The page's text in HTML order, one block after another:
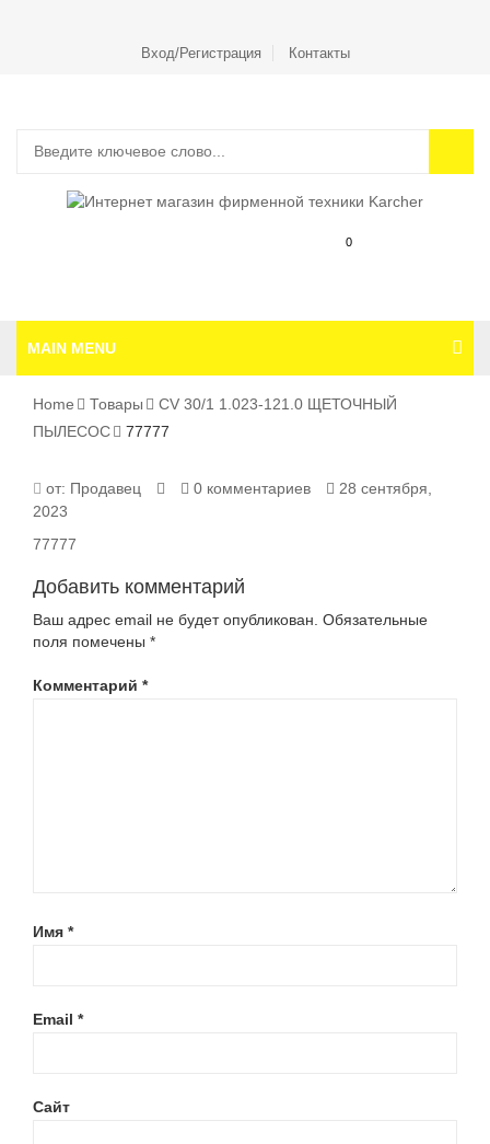
Вход/Регистрация Контакты
0
MAIN MENU
Home Товары
CV 30/1 1.023-121.0 ЩЕТОЧНЫЙ
ПЫЛЕСОС
77777
77777
от: Продавец 0 комментариев
28 сентября,
2023
77777
Добавить комментарий
Ваш адрес email не будет опубликован. Обязательные
поля помечены *
Комментарий *
Имя *
Email *
Сайт